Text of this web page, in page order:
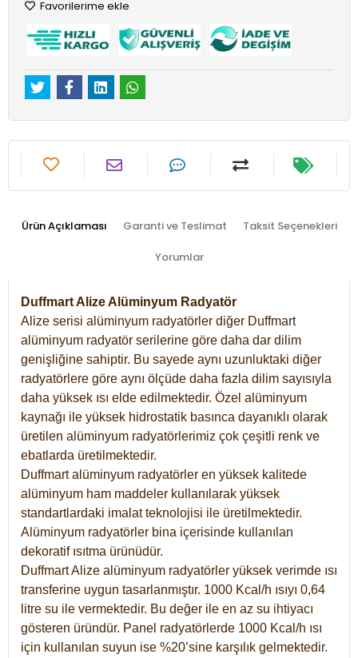
Favorilerime ekle
Ürün Açıklaması Garanti ve Teslimat Taksit Seçenekleri
Yorumlar
Duffmart Alize Alüminyum Radyatör
Alize serisi alüminyum radyatörler diğer Duffmart
alüminyum radyatör serilerine göre daha dar dilim
genişliğine sahiptir. Bu sayede aynı uzunluktaki diğer
radyatörlere göre aynı ölçüde daha fazla dilim sayısıyla
daha yüksek ısı elde edilmektedir. Özel alüminyum
kaynağı ile yüksek hidrostatik basınca dayanıklı olarak
üretilen alüminyum radyatörlerimiz çok çeşitli renk ve
ebatlarda üretilmektedir.
Duffmart alüminyum radyatörler en yüksek kalitede
alüminyum ham maddeler kullanılarak yüksek
standartlardaki imalat teknolojisi ile üretilmektedir.
Alüminyum radyatörler bina içerisinde kullanılan
dekoratif ısıtma ürünüdür.
Duffmart Alize alüminyum radyatörler yüksek verimde ısı
transferine uygun tasarlanmıştır. 1000 Kcal/h ısıyı 0,64
litre su ile vermektedir. Bu değer ile en az su ihtiyacı
gösteren üründür. Panel radyatörlerde 1000 Kcal/h ısı
için kullanılan suyun ise %20’sine karşılık gelmektedir.